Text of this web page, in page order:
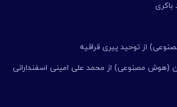
باکری
از توحید پیری قراقیه
من (هوش مصنوعی) از محمد علی امینی اسفندارانی